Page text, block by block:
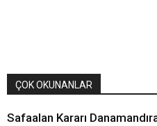
ÇOK OKUNANLAR
Safaalan Kararı